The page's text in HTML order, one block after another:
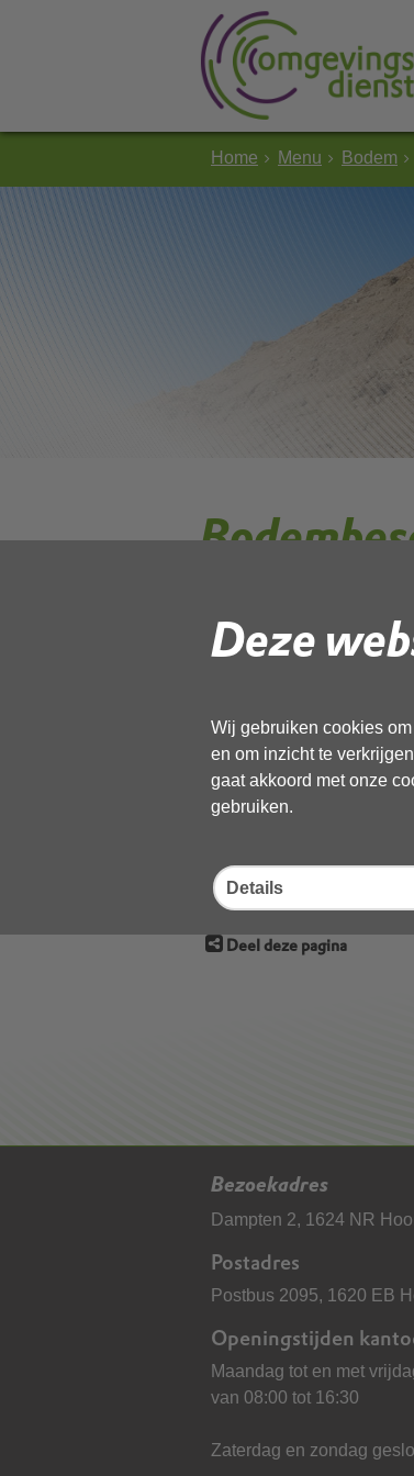
Deze
Wij gebruiken cookies
en om inzicht te
gaat akkoord met onze
gebruiken.
Details
Home Menu Bodem
Op uw bedrijf is
opgenomen die
Voorbeelden van
Voorbeelden van
Deel deze pagina
Bezoekadres
Dampten 2, 1624 NR
Postadres
Postbus 2095, 1620 EB
Openingstijden
Maandag tot en met
van 08:00 tot 16:30
Zaterdag en zondag